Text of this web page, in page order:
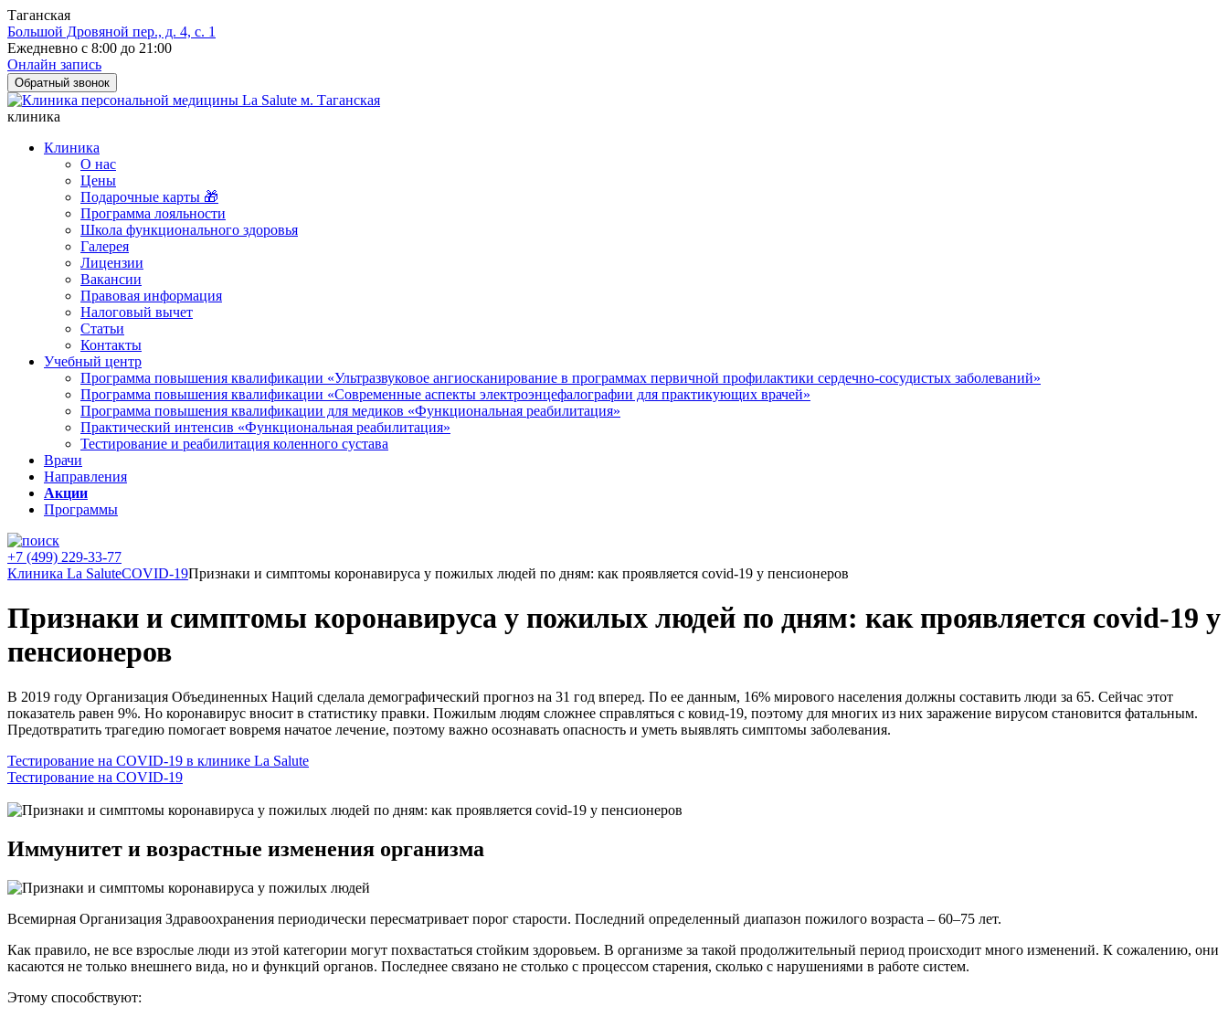
Таганская
Большой Дровяной пер., д. 4, с. 1
Ежедневно с 8:00 до 21:00
Онлайн запись
Обратный звонок
клиника
Клиника
О нас
Цены
Подарочные карты 🎁
Программа лояльности
Школа функционального здоровья
Галерея
Лицензии
Вакансии
Правовая информация
Налоговый вычет
Статьи
Контакты
Учебный центр
Программа повышения квалификации «Ультразвуковое ангиосканирование в программах первичной профилактики сердечно-сосудистых заболеваний»
Программа повышения квалификации «Современные аспекты электроэнцефалографии для практикующих врачей»
Программа повышения квалификации для медиков «Функциональная реабилитация»
Практический интенсив «Функциональная реабилитация»
Тестирование и реабилитация коленного сустава
Врачи
Направления
Акции
Программы
+7 (499) 229-33-77
Клиника La SaluteCOVID-19Признаки и симптомы коронавируса у пожилых людей по дням: как проявляется covid-19 у пенсионеров
Признаки и симптомы коронавируса у пожилых людей по дням: как проявляется covid-19 у
пенсионеров
В 2019 году Организация Объединенных Наций сделала демографический прогноз на 31 год вперед. По ее данным, 16% мирового населения должны составить люди за 65. Сейчас этот
показатель равен 9%. Но коронавирус вносит в статистику правки. Пожилым людям сложнее справляться с ковид-19, поэтому для многих из них заражение вирусом становится фатальным.
Предотвратить трагедию помогает вовремя начатое лечение, поэтому важно осознавать опасность и уметь выявлять симптомы заболевания.
Тестирование на COVID-19 в клинике La Salute
Тестирование на COVID-19
Иммунитет и возрастные изменения организма
Всемирная Организация Здравоохранения периодически пересматривает порог старости. Последний определенный диапазон пожилого возраста – 60–75 лет.
Как правило, не все взрослые люди из этой категории могут похвастаться стойким здоровьем. В организме за такой продолжительный период происходит много изменений. К сожалению, они
касаются не только внешнего вида, но и функций органов. Последнее связано не столько с процессом старения, сколько с нарушениями в работе систем.
Этому способствуют: